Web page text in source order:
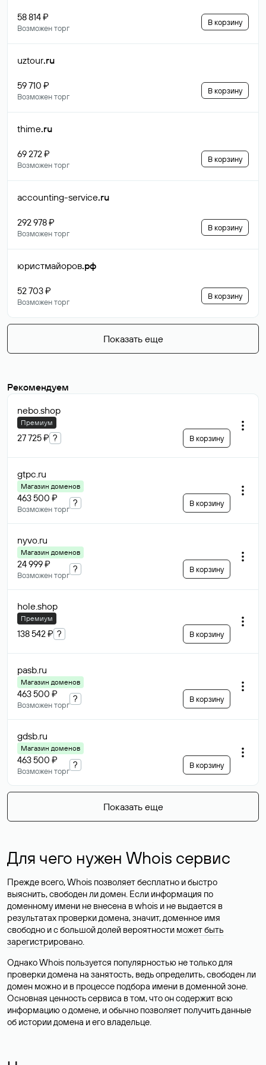
58 814 ₽
Возможен торг
В корзину
uztour.ru
59 710 ₽
Возможен торг
В корзину
thime.ru
69 272 ₽
Возможен торг
В корзину
accounting-service.ru
292 978 ₽
Возможен торг
В корзину
юристмайоров.рф
52 703 ₽
Возможен торг
В корзину
Показать еще
Рекомендуем
nebo.shop
Премиум
27 725 ₽ ? В корзину
gtpc.ru
Магазин доменов
463 500 ₽
Возможен торг
? В корзину
nyvo.ru
Магазин доменов
24 999 ₽
Возможен торг
? В корзину
hole.shop
Премиум
138 542 ₽ ? В корзину
pasb.ru
Магазин доменов
463 500 ₽
Возможен торг
? В корзину
gdsb.ru
Магазин доменов
463 500 ₽
Возможен торг
? В корзину
Показать еще
Для чего нужен Whois сервис
Прежде всего, Whois позволяет бесплатно и быстро
выяснить, свободен ли домен. Если информация по
доменному имени не внесена в whois и не выдается в
результатах проверки домена, значит, доменное имя
свободно и с большой долей вероятности может быть
зарегистрировано.
Однако Whois пользуется популярностью не только для
проверки домена на занятость, ведь определить, свободен ли
домен можно и в процессе подбора имени в доменной зоне.
Основная ценность сервиса в том, что он содержит всю
информацию о домене, и обычно позволяет получить данные
об истории домена и его владельце.